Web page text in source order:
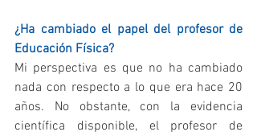
¿Ha cambiado el papel del profesor de
Educación Física?
Mi perspectiva es que no ha cambiado
nada con respecto a lo que era hace 20
años. No obstante, con la evidencia
científica disponible, el profesor de